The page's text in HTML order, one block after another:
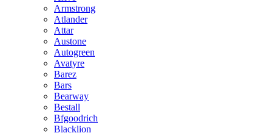
Armstrong
Atlander
Attar
Austone
Autogreen
Avatyre
Barez
Bars
Bearway
Bestall
Bfgoodrich
Blacklion